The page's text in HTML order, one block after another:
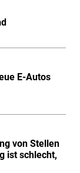
E-Autos
von Stellen
ist schlecht,